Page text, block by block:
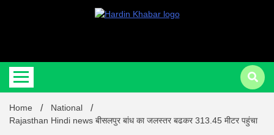
Hardin
Home
National
Rajasthan Hindi news बीसलपुर बांध का जलस्तर बढकर 313.45 मीटर पहुंचा